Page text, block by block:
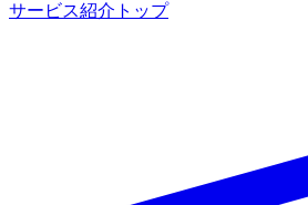
サービス紹介トップ